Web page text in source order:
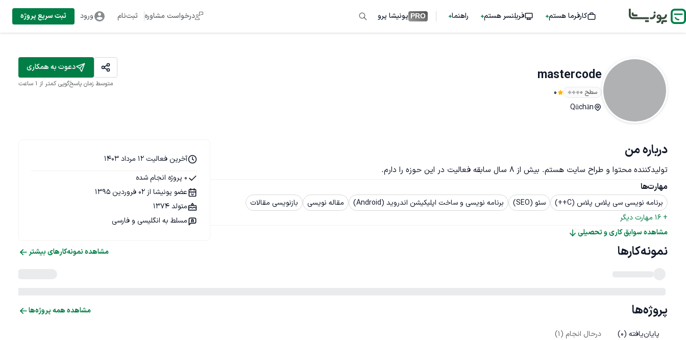
کارفرما هستم فریلنسر هستم راهنما PRO پونیشا پرو درخواست مشاوره ثبت‌نام ورود ثبت سریع پروژه
mastercode
سطح ۰ 0
Qūchān
دعوت به همکاری
متوسط زمان پاسخ‌گویی کمتر از 1 ساعت
درباره من
تولیدکننده محتوا و طراح سایت هستم. بیش از 8 سال سابقه فعالیت در این حوزه را دارم.
مهارت‌ها
برنامه نویسی سی پلاس پلاس (C++) سئو (SEO) برنامه نویسی و ساخت اپلیکیشن اندروید (Android) مقاله نویسی
بازنویسی مقالات
+
16 مهارت دیگر
مشاهده سوابق کاری و تحصیلی
آخرین فعالیت 12 مرداد 1403
0 پروژه انجام شده
عضو پونیشا از 02 فروردین 1395
متولد 1374
مسلط به انگلیسی و فارسی
نمونه‌کارها مشاهده نمونه‌کارهای بیشتر
پروژه‌ها مشاهده همه پروژه‌ها
پایان‌یافته (0
) درحال انجام (1
)